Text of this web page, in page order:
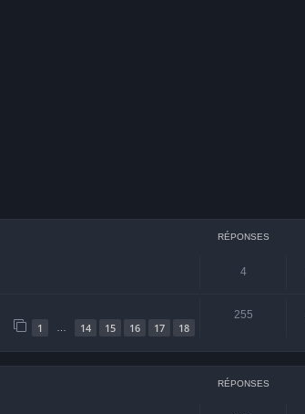
RÉPONSES
4
1 14 15 16 17 18
255
RÉPONSES